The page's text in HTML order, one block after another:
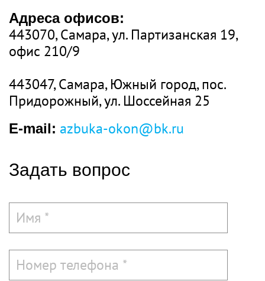
Адреса офисов:
443070,Самара, ул. Партизанская 19,
офис 210/9
443047,Самара, Южный город, пос.
Придорожный, ул. Шоссейная 25
E-mail: azbuka-okon@bk.ru
Задать вопрос